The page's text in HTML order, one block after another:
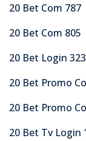
20 Bet Com 787
20 Bet Com 805
20 Bet Login 323
20 Bet Promo
20 Bet Promo
20 Bet Tv Login